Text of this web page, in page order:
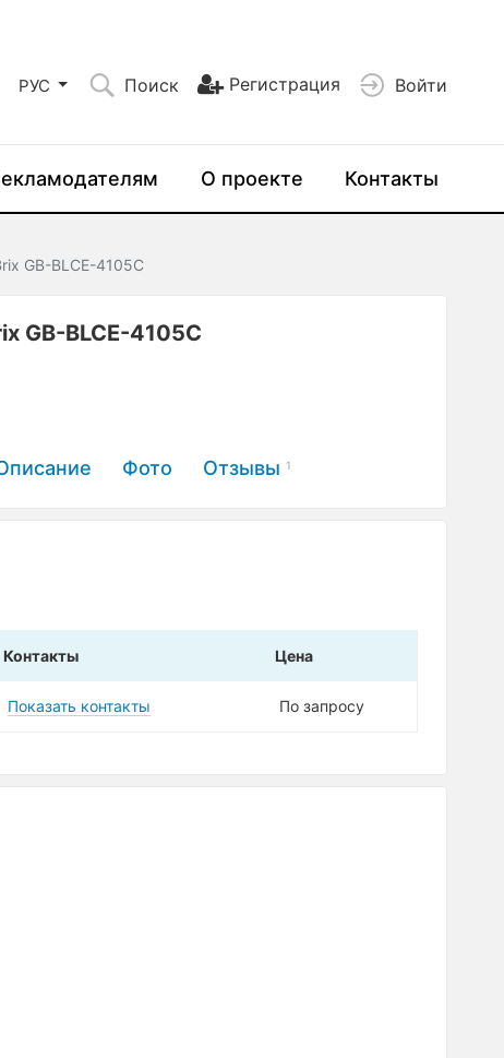
РУС Поиск Регистрация Войти
О проекте Контакты
GB-BLCE-4105C
GB-BLCE-4105C
Фото Отзывы1
Контакты Цена
Показать контакты По запросу